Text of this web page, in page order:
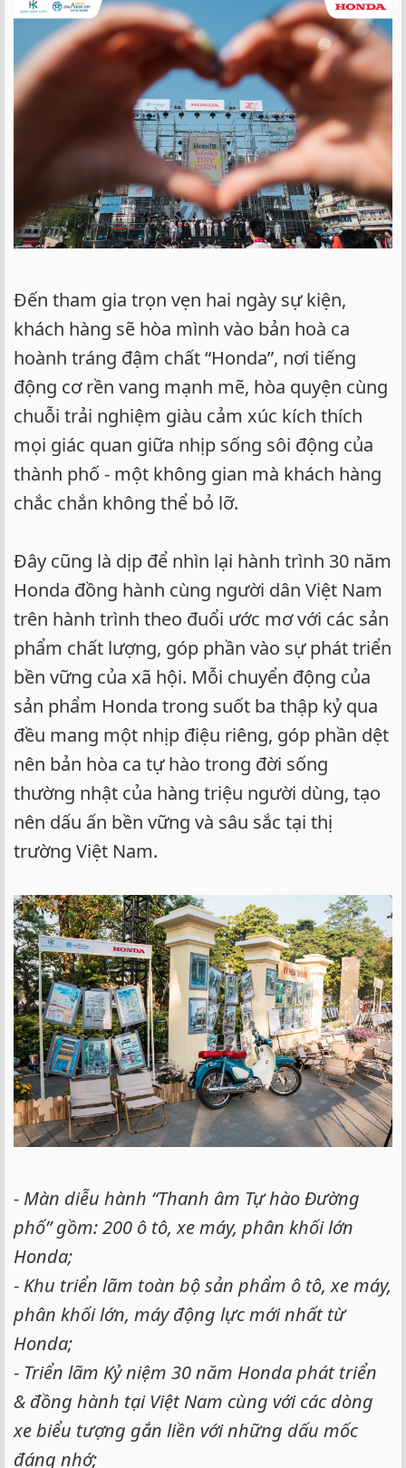
Đến tham gia trọn vẹn hai ngày sự kiện,
khách hàng sẽ hòa mình vào bản hoà ca
hoành tráng đậm chất “Honda”, nơi tiếng
động cơ rền vang mạnh mẽ, hòa quyện cùng
chuỗi trải nghiệm giàu cảm xúc kích thích
mọi giác quan giữa nhịp sống sôi động của
thành phố - một không gian mà khách hàng
chắc chắn không thể bỏ lỡ.
Đây cũng là dịp để nhìn lại hành trình 30 năm
Honda đồng hành cùng người dân Việt Nam
trên hành trình theo đuổi ước mơ với các sản
phẩm chất lượng, góp phần vào sự phát triển
bền vững của xã hội. Mỗi chuyển động của
sản phẩm Honda trong suốt ba thập kỷ qua
đều mang một nhịp điệu riêng, góp phần dệt
nên bản hòa ca tự hào trong đời sống
thường nhật của hàng triệu người dùng, tạo
nên dấu ấn bền vững và sâu sắc tại thị
trường Việt Nam.
- Màn diễu hành “Thanh âm Tự hào Đường
phố” gồm: 200 ô tô, xe máy, phân khối lớn
Honda;
- Khu triển lãm toàn bộ sản phẩm ô tô, xe máy,
phân khối lớn, máy động lực mới nhất từ
Honda;
- Triển lãm Kỷ niệm 30 năm Honda phát triển
& đồng hành tại Việt Nam cùng với các dòng
xe biểu tượng gắn liền với những dấu mốc
đáng nhớ;